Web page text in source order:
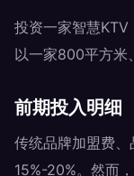
投资一家智慧KTV
以一家800平方米
前期投入明细
传统品牌加盟费
15%-20%。然而